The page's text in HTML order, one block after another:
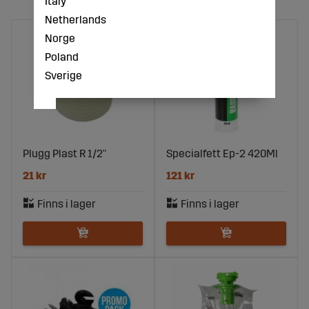
Plugg Plast R 1/2"
21 kr
Specialfett Ep-2 420Ml
121 kr
Netherlands
Norge
Poland
Sverige